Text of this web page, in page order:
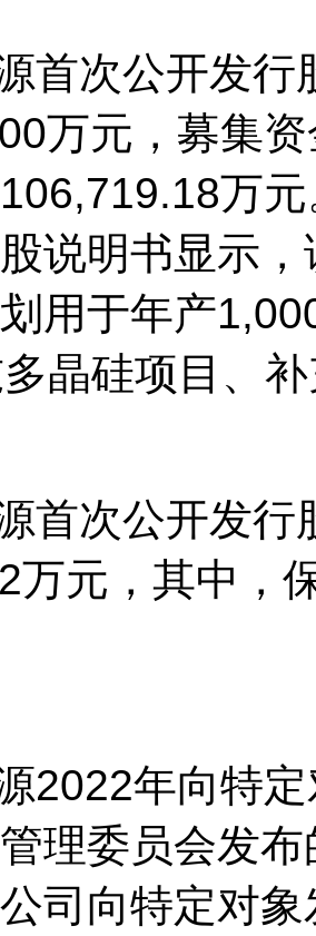
首次公开发行
万元，募集
万
说明书显示
用于年产
晶硅项目、
首次公开发
万元，其中，
2022年向特
理委员会发
司向特定对